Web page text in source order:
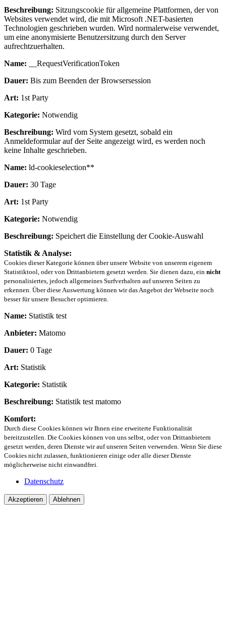
Beschreibung: Sitzungscookie für allgemeine Plattformen, der von
Websites verwendet wird, die mit Microsoft .NET-basierten
Technologien geschrieben wurden. Wird normalerweise verwendet,
um eine anonymisierte Benutzersitzung durch den Server
aufrechtzuerhalten.
Name: __RequestVerificationToken
Dauer: Bis zum Beenden der Browsersession
Art: 1st Party
Kategorie: Notwendig
Beschreibung: Wird vom System gesetzt, sobald ein
Anmeldeformular auf der Seite angezeigt wird, es werden noch
keine Inhalte geschrieben.
Name: ld-cookieselection**
Dauer: 30 Tage
Art: 1st Party
Kategorie: Notwendig
Beschreibung: Speichert die Einstellung der Cookie-Auswahl
Statistik & Analyse:
Cookies dieser Kategorie können über unsere Website von unserem eigenem
Statistiktool, oder von Drittanbietern gesetzt werden. Sie dienen dazu, ein nicht
personalisiertes, jedoch allgemeines Surfverhalten auf unseren Seiten zu
erkennen. Über diese Auswertung können wir das Angebot der Webseite noch
besser für unsere Besucher optimieren.
Name: Statistik test
Anbieter: Matomo
Dauer: 0 Tage
Art: Statistik
Kategorie: Statistik
Beschreibung: Statistik test matomo
Komfort:
Durch diese Cookies können wir Ihnen eine erweiterte Funktionalität
bereitzustellen. Die Cookies können von uns selbst, oder von Drittanbietern
gesetzt werden, deren Dienste wir auf unseren Seiten verwenden. Wenn Sie diese
Cookies nicht zulassen, funktionieren einige oder alle dieser Dienste
möglicherweise nicht einwandfrei.
Datenschutz
Akzeptieren Ablehnen